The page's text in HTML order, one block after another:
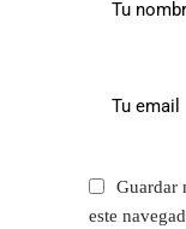
Guardar
este